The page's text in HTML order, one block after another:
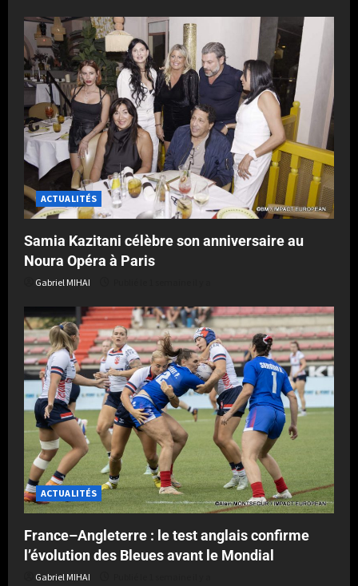
ACTUALITÉS
Samia Kazitani célèbre son anniversaire au
Noura Opéra à Paris
Gabriel MIHAI
ACTUALITÉS
France–Angleterre : le test anglais confirme
l’évolution des Bleues avant le Mondial
Gabriel MIHAI